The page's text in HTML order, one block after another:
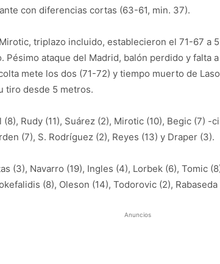
con diferencias cortas (63-61, min. 37).
triplazo incluido, establecieron el 71-67 a
Pésimo ataque del Madrid, balón perdido y falta
mete los dos (71-72) y tiempo muerto de
tiro desde 5 metros.
(8), Rudy (11), Suárez (2), Mirotic (10), Begic (7) -
(7), S. Rodríguez (2), Reyes (13) y Draper (3).
(3), Navarro (19), Ingles (4), Lorbek (6), Tomic
(8), Oleson (14), Todorovic (2),
Anuncios